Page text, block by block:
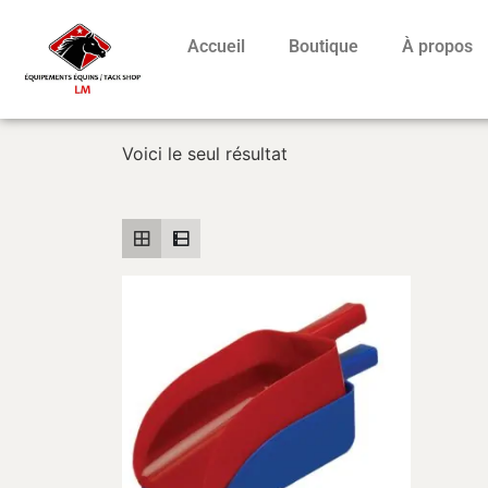
Accueil Boutique À propos
Voici le seul résultat